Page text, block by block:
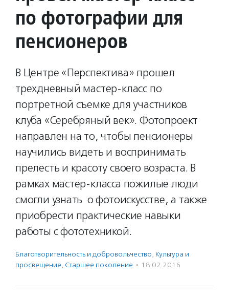
по фотографии для
пенсионеров
В Центре «Перспектива» прошел
трехдневный мастер-класс по
портретной съемке для участников
клуба «Серебряный век». Фотопроект
направлен на то, чтобы пенсионеры
научились видеть и воспринимать
прелесть и красоту своего возраста. В
рамках мастер-класса пожилые люди
смогли узнать о фотоискусстве, а также
приобрести практические навыки
работы с фототехникой.
Благотвори­тель­ность и доброволь­чест­во, Культура и
просвещение, Старшее поколение · 18.02.2016